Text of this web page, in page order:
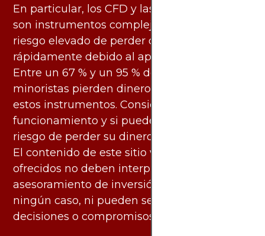
En particular, los CFD y las criptomonedas
son instrumentos complejos y conllevan un
riesgo elevado de perder dinero
rápidamente debido al apalancamiento.
Entre un 67 % y un 95 % de los inversores
minoristas pierden dinero al negociar con
estos instrumentos. Considere si entiende su
funcionamiento y si puede asumir el alto
riesgo de perder su dinero.
El contenido de este sitio web y los servicios
ofrecidos no deben interpretarse como
asesoramiento de inversión ni financiero en
ningún caso, ni pueden servir de base para
decisiones o compromisos de ningún tipo.